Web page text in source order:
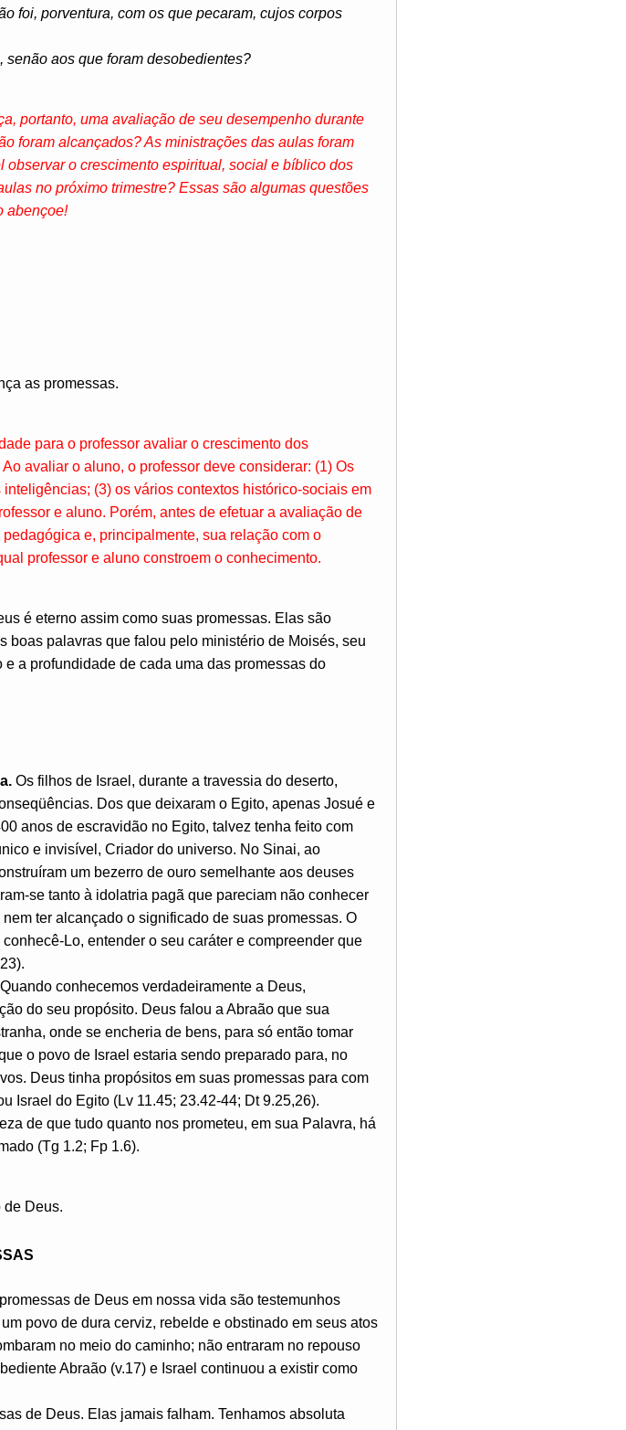
foi, porventura, com os que pecaram, cujos corpos
aos que foram desobedientes?
portanto, uma avaliação de seu desempenho durante
foram alcançados? As ministrações das aulas foram
o crescimento espiritual, social e bíblico dos
no próximo trimestre? Essas são algumas questões
abençoe!
as promessas.
para o professor avaliar o crescimento dos
avaliar o aluno, o professor deve considerar: (1) Os
(3) os vários contextos histórico-sociais em
e aluno. Porém, antes de efetuar a avaliação de
e, principalmente, sua relação com o
professor e aluno constroem o conhecimento.
é eterno assim como suas promessas. Elas são
boas palavras que falou pelo ministério de Moisés, seu
a profundidade de cada uma das promessas do
Os filhos de Israel, durante a travessia do deserto,
Dos que deixaram o Egito, apenas Josué e
anos de escravidão no Egito, talvez tenha feito com
e invisível, Criador do universo. No Sinai, ao
um bezerro de ouro semelhante aos deuses
se tanto à idolatria pagã que pareciam não conhecer
ter alcançado o significado de suas promessas. O
Lo, entender o seu caráter e compreender que
Quando conhecemos verdadeiramente a Deus,
do seu propósito. Deus falou a Abraão que sua
onde se encheria de bens, para só então tomar
o povo de Israel estaria sendo preparado para, no
Deus tinha propósitos em suas promessas para com
Israel do Egito (Lv 11.45; 23.42-44; Dt 9.25,26).
de que tudo quanto nos prometeu, em sua Palavra, há
(Tg 1.2; Fp 1.6).
de Deus.
de Deus em nossa vida são testemunhos
povo de dura cerviz, rebelde e obstinado em seus atos
no meio do caminho; não entraram no repouso
Abraão (v.17) e Israel continuou a existir como
de Deus. Elas jamais falham. Tenhamos absoluta